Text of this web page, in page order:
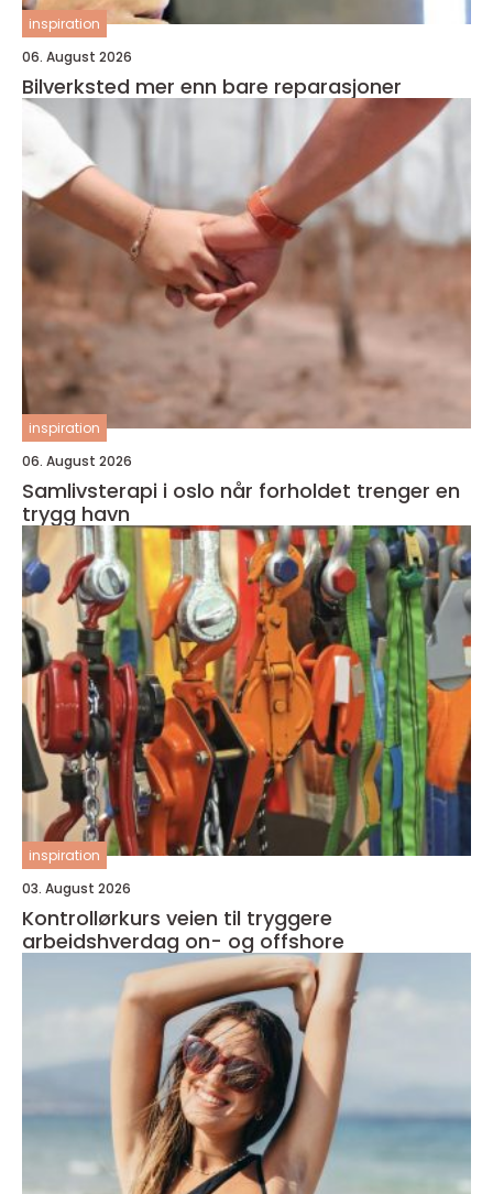
inspiration
06. August 2026
Bilverksted mer enn bare reparasjoner
inspiration
06. August 2026
Samlivsterapi i oslo når forholdet trenger en
trygg havn
inspiration
03. August 2026
Kontrollørkurs veien til tryggere
arbeidshverdag on- og offshore